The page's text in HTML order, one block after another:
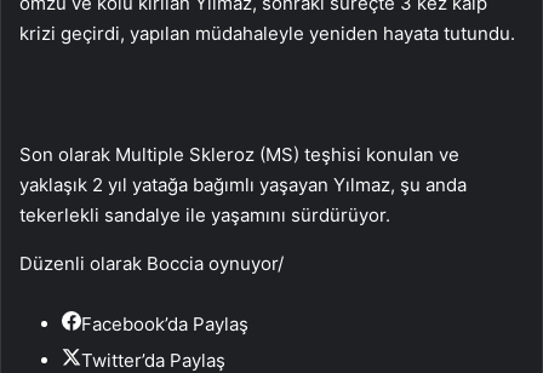
krizi geçirdi, yapılan müdahaleyle yeniden hayata tutundu.
Son olarak Multiple Skleroz (MS) teşhisi konulan ve
yaklaşık 2 yıl yatağa bağımlı yaşayan Yılmaz, şu anda
tekerlekli sandalye ile yaşamını sürdürüyor.
Düzenli olarak Boccia oynuyor/
Facebook’da Paylaş
Twitter’da Paylaş